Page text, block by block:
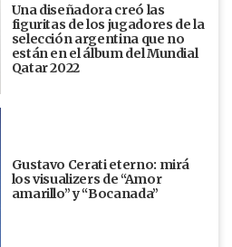
Una diseñadora creó las
figuritas de los jugadores de la
selección argentina que no
están en el álbum del Mundial
Qatar 2022
Gustavo Cerati eterno: mirá
los visualizers de “Amor
amarillo” y “Bocanada”